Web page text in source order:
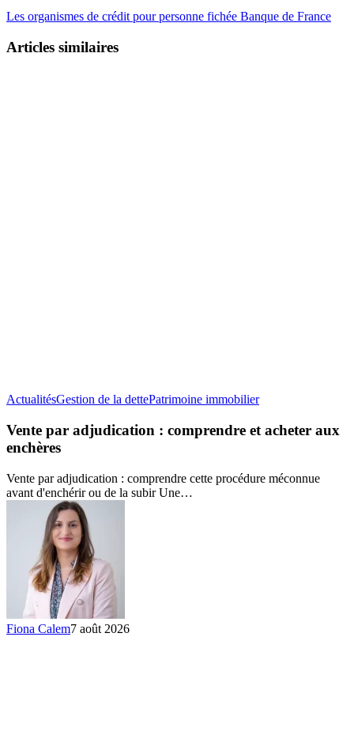
Les organismes de crédit pour personne fichée Banque de France
Articles similaires
ActualitésGestion de la dettePatrimoine immobilierVente
adjudication
acheter
Vente par adjudication : comprendre et acheter aux
enchères
Vente par adjudication : comprendre cette procédure méconnue
avant d'enchérir ou de la subir Une…
Fiona Calem7 août 2026